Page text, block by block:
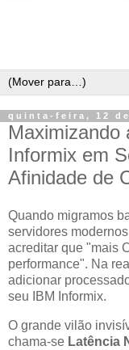
quinta-feira, 12 de
Maximizando
Informix em
Afinidade de
Quando migramos
servidores
acreditar que "mais
performance". Na
adicionar
seu IBM Informix.
O grande vilão
chama-se Latência